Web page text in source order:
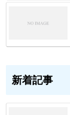
新着記事